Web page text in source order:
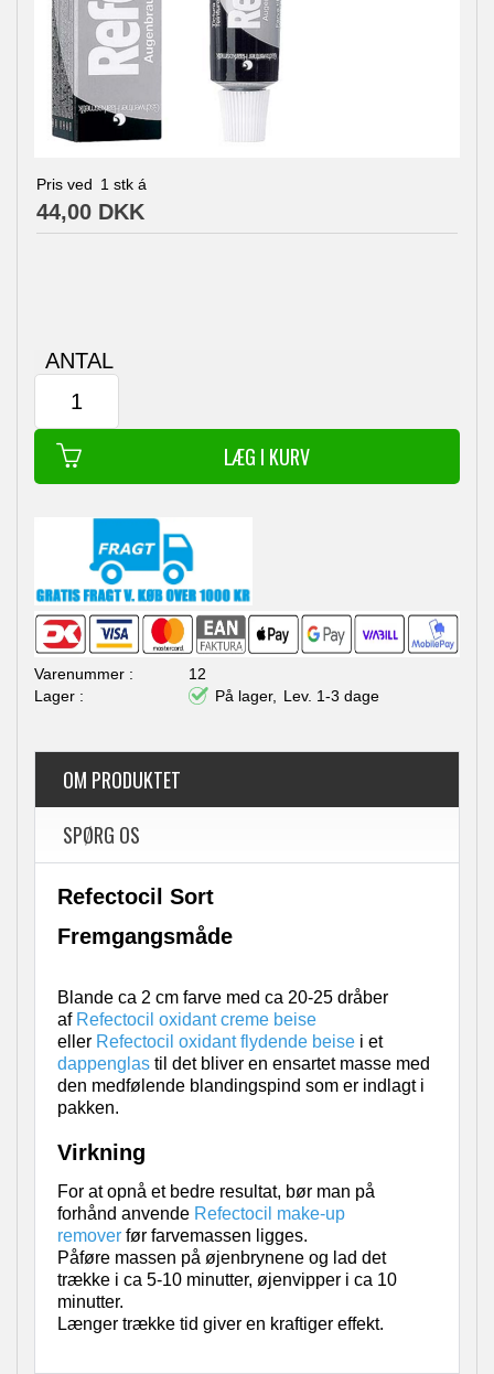
Pris ved 1 stk á
44,00 DKK
ANTAL
12
På lager, Lev. 1-3 dage
OM PRODUKTET
SPØRG OS
Refectocil Sort
Fremgangsmåde
Blande ca 2 cm farve med ca 20-25 dråber
af Refectocil oxidant creme beise
eller Refectocil oxidant flydende beise i et
dappenglas til det bliver en ensartet masse med
den medfølende blandingspind som er indlagt i
pakken.
Virkning
For at opnå et bedre resultat, bør man på
forhånd anvende Refectocil make-up
remover før farvemassen ligges.
Påføre massen på øjenbrynene og lad det
trække i ca 5-10 minutter, øjenvipper i ca 10
minutter.
Længer trække tid giver en kraftiger effekt.